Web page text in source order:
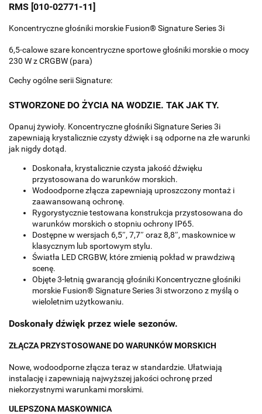
RMS [010-02771-11]
Koncentryczne głośniki morskie Fusion® Signature Series 3i
6,5-calowe szare koncentryczne sportowe głośniki morskie o mocy
230 W z CRGBW (para)
Cechy ogólne serii Signature:
STWORZONE DO ŻYCIA NA WODZIE. TAK JAK TY.
Opanuj żywioły. Koncentryczne głośniki Signature Series 3i
zapewniają krystalicznie czysty dźwięk i są odporne na złe warunki
jak nigdy dotąd.
Doskonała, krystalicznie czysta jakość dźwięku
przystosowana do warunków morskich.
Wodoodporne złącza zapewniają uproszczony montaż i
zaawansowaną ochronę.
Rygorystycznie testowana konstrukcja przystosowana do
warunków morskich o stopniu ochrony IP65.
Dostępne w wersjach 6,5″, 7,7″ oraz 8,8″, maskownice w
klasycznym lub sportowym stylu.
Światła LED CRGBW, które zmienią pokład w prawdziwą
scenę.
Objęte 3-letnią gwarancją głośniki Koncentryczne głośniki
morskie Fusion® Signature Series 3i stworzono z myślą o
wieloletnim użytkowaniu.
Doskonały dźwięk przez wiele sezonów.
ZŁĄCZA PRZYSTOSOWANE DO WARUNKÓW MORSKICH
Nowe, wodoodporne złącza teraz w standardzie. Ułatwiają
instalację i zapewniają najwyższej jakości ochronę przed
niekorzystnymi warunkami morskimi.
ULEPSZONA MASKOWNICA